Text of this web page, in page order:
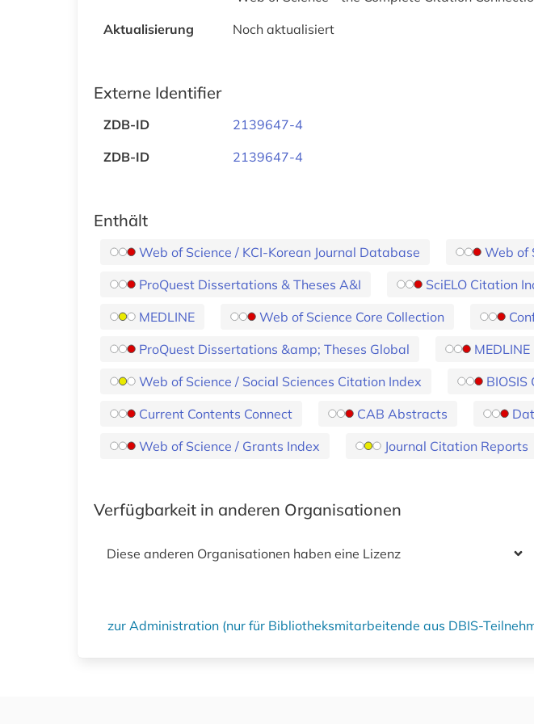
Aktualisierung
Noch aktualisiert
Externe Identifier
ZDB-ID
2139647-4
ZDB-ID
2139647-4
Enthält
Web of Science / KCI-Korean Journal Database
Web of
ProQuest Dissertations & Theses A&I
SciELO Citation
MEDLINE
Web of Science Core Collection
ProQuest Dissertations &amp; Theses Global
Web of Science / Social Sciences Citation Index
Current Contents Connect
CAB Abstracts
Web of Science / Grants Index
Journal Citation Reports
Verfügbarkeit in anderen Organisationen
Diese anderen Organisationen haben eine Lizenz
zur Administration (nur für Bibliotheksmitarbeitende aus DBIS-